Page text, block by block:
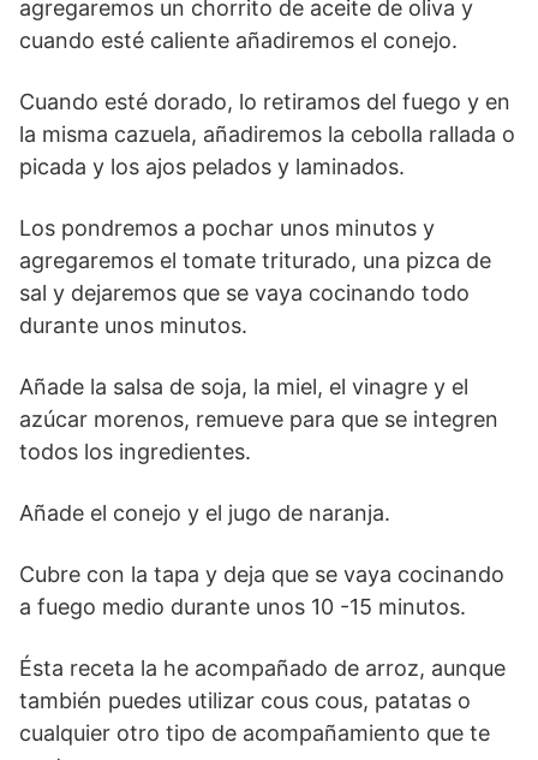
agregaremos un chorrito de aceite de oliva y
cuando esté caliente añadiremos el conejo.
Cuando esté dorado, lo retiramos del fuego y en
la misma cazuela, añadiremos la cebolla rallada o
picada y los ajos pelados y laminados.
Los pondremos a pochar unos minutos y
agregaremos el tomate triturado, una pizca de
sal y dejaremos que se vaya cocinando todo
durante unos minutos.
Añade la salsa de soja, la miel, el vinagre y el
azúcar morenos, remueve para que se integren
todos los ingredientes.
Añade el conejo y el jugo de naranja.
Cubre con la tapa y deja que se vaya cocinando
a fuego medio durante unos 10 -15 minutos.
Ésta receta la he acompañado de arroz, aunque
también puedes utilizar cous cous, patatas o
cualquier otro tipo de acompañamiento que te